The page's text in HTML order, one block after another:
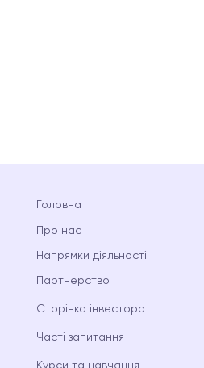
Головна
Про нас
Напрямки діяльності
Партнерство
Сторінка інвестора
Часті запитання
Курси та навчання